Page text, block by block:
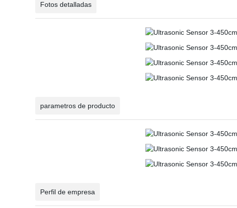
Fotos detalladas
parametros de producto
Perfil de empresa